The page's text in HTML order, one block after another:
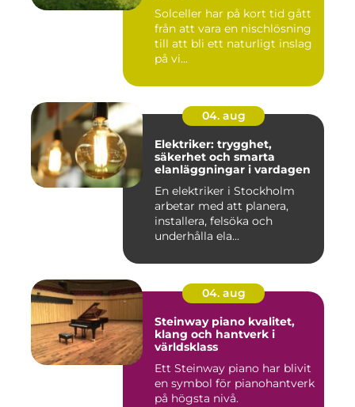
Solceller har på kort tid gått
från att vara en nischlösning
till att bli ett naturligt inslag
på vi...
04. aug
Elektriker: trygghet,
säkerhet och smarta
elanläggningar i vardagen
En elektriker i Stockholm
arbetar med att planera,
installera, felsöka och
underhålla ela...
04. aug
Steinway piano kvalitet,
klang och hantverk i
världsklass
Ett Steinway piano har blivit
en symbol för pianohantverk
på högsta nivå.